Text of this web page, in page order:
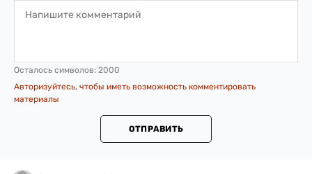
Осталось символов: 2000
Авторизуйтесь, чтобы иметь возможность комментировать
материалы
ОТПРАВИТЬ